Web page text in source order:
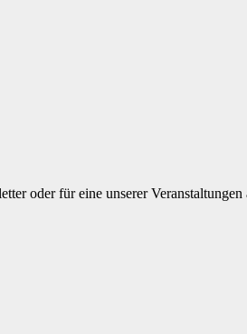
oder für eine unserer Veranstaltungen